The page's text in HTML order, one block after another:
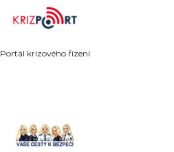
Portál krizového řízení